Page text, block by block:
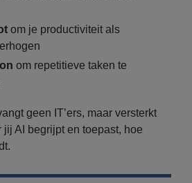
om je productiviteit als
om repetitieve taken te
geen IT’ers, maar versterkt
jij AI begrijpt en toepast, hoe